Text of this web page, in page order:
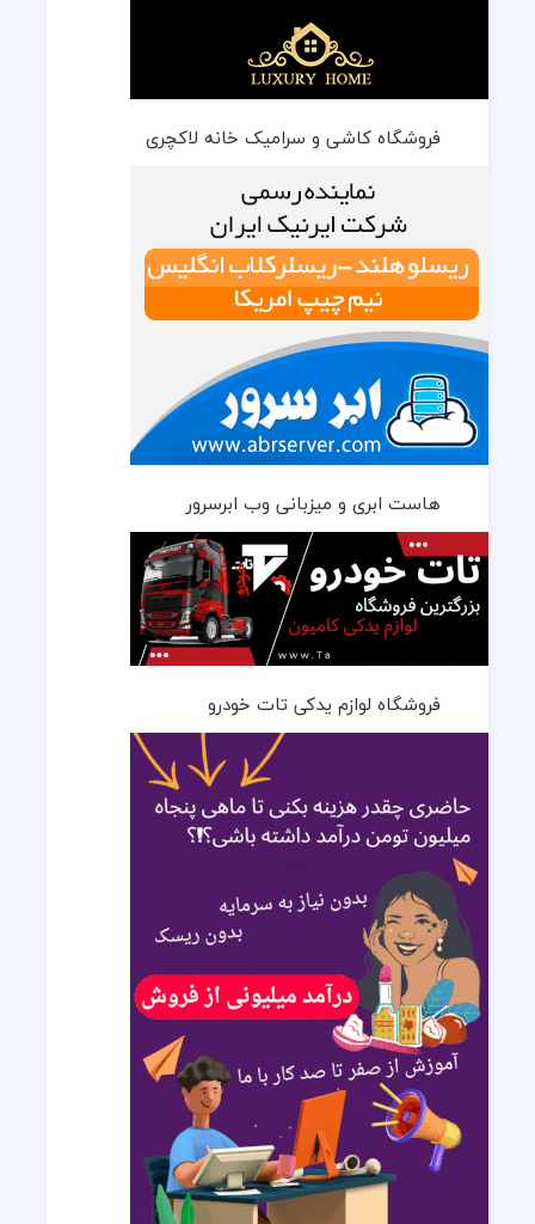
فروشگاه کاشی و سرامیک خانه لاکچری
هاست ابری و میزبانی وب ابرسرور
فروشگاه لوازم یدکی تات خودرو